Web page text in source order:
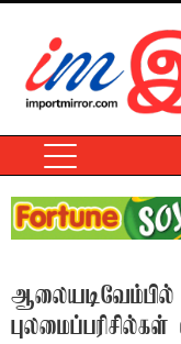
ஆலையடிவேம்பில்